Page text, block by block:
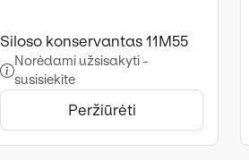
Siloso konservantas 11M55
Norėdami užsisakyti -
susisiekite
Peržiūrėti